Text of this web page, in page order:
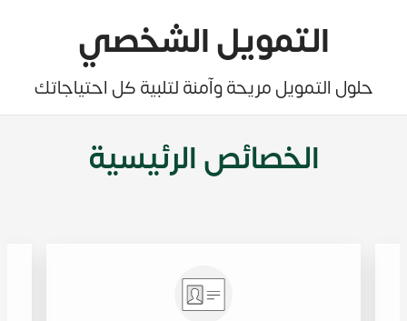
التمويل الشخصي
حلول التمويل مريحة وآمنة لتلبية كل احتياجاتك
الخصائص الرئيسية